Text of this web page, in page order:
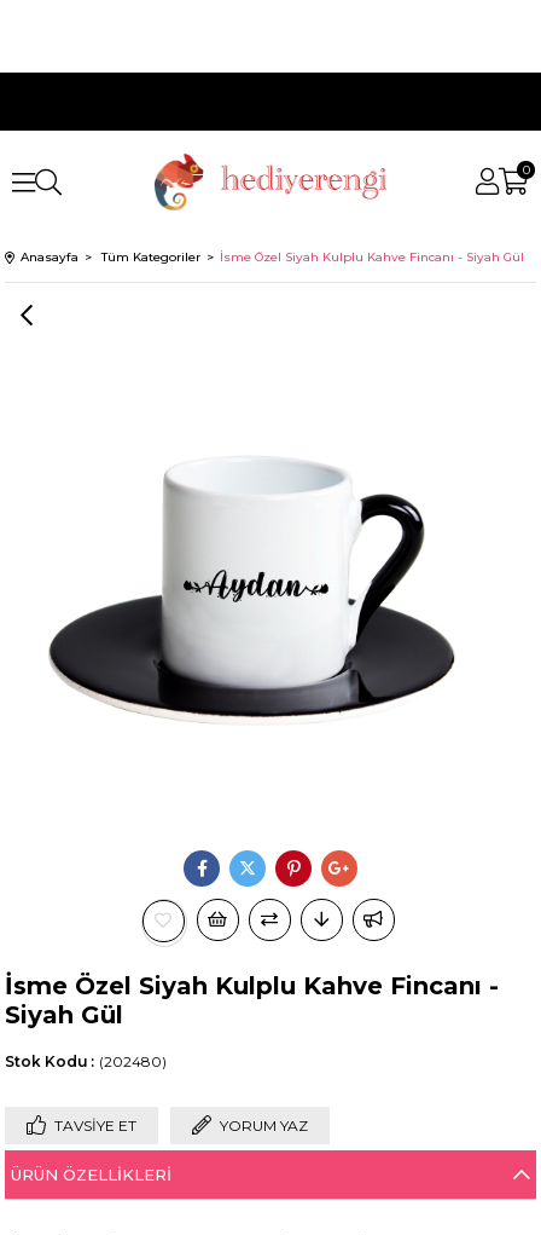
0
Anasayfa Tüm Kategoriler İsme Özel Siyah Kulplu Kahve Fincanı - Siyah Gül
İsme Özel Siyah Kulplu Kahve Fincanı -
Siyah Gül
(202480)
Stok Kodu
TAVSIYE ET YORUM YAZ
ÜRÜN ÖZELLIKLERI